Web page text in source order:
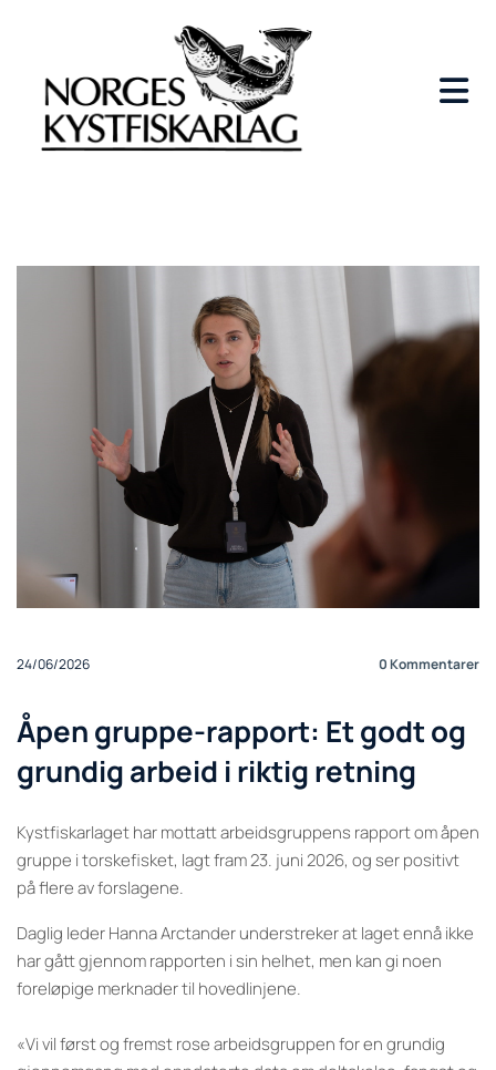
24/06/2026 0Kommentarer
Åpen gruppe-rapport: Et godt og
grundig arbeid i riktig retning
Kystfiskarlaget har mottatt arbeidsgruppens rapport om åpen
gruppe i torskefisket, lagt fram 23. juni 2026, og ser positivt
på flere av forslagene.
Daglig leder Hanna Arctander understreker at laget ennå ikke
har gått gjennom rapporten i sin helhet, men kan gi noen
foreløpige merknader til hovedlinjene.
«Vi vil først og fremst rose arbeidsgruppen for en grundig